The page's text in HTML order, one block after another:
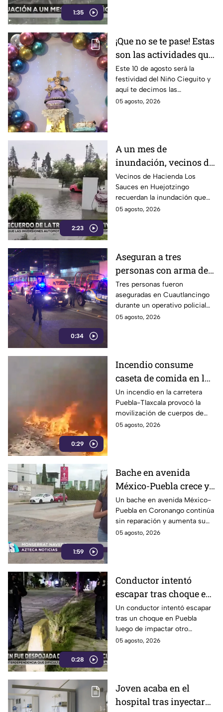
1:35
¡Que no se te pase! Estas
son las actividades que
habrá por la festividad
del Niño Cieguito en
Puebla
Este 10 de agosto será la
festividad del Niño Cieguito y
aquí te decimos las
actividades que se llevarán a
05 agosto, 2026
2:23
A un mes de
inundación, vecinos de
Hacienda Los Sauces
reconstruyen sus
hogares
Vecinos de Hacienda Los
Sauces en Huejotzingo
recuerdan la inundación que
afectó sus viviendas hace un
05 agosto, 2026
0:34
Aseguran a tres
personas con arma de
fuego tras robo de
camioneta en
Cuautlancingo
Tres personas fueron
aseguradas en Cuautlancingo
durante un operativo policial
en Trinidad Sanctorum, donde
05 agosto, 2026
0:29
Incendio consume
caseta de comida en la
carretera Puebla-
Tlaxcala
Un incendio en la carretera
Puebla-Tlaxcala provocó la
movilización de cuerpos de
emergencia luego de que las
lesionadas.
05 agosto, 2026
1:59
Bache en avenida
México-Puebla crece y
afecta a conductores en
Coronango
Un bache en avenida México-
Puebla en Coronango continúa
sin reparación y aumenta su
profundidad por el paso
05 agosto, 2026
0:28
Conductor intentó
escapar tras choque en
avenida Juárez de
Puebla
Un conductor intentó escapar
tras un choque en Puebla
luego de impactar otro
vehículo en la zona de la 29 Sur
05 agosto, 2026
Joven acaba en el
hospital tras inyectarse